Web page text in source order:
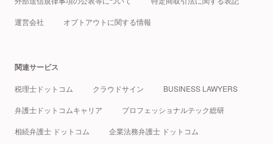
運営会社 オプトアウトに関する情報
関連サービス
税理士ドットコム クラウドサイン BUSINESS LAWYERS
弁護士ドットコムキャリア プロフェッショナルテック総研
相続弁護士 ドットコム 企業法務弁護士 ドットコム